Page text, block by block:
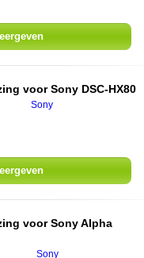
voorSony DSC-HX80
Sony
voorSony Alpha
Sony